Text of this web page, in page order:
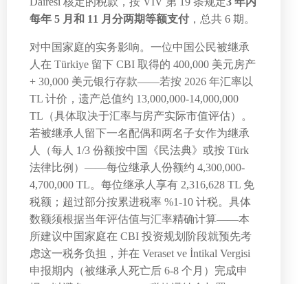
每年 5 月和 11 月分两期等额支付，总共 6 期。
对中国家庭的实务影响。一位中国公民被继承
人在 Türkiye 留下 CBI 取得的 400,000 美元房产
+ 30,000 美元银行存款——若按 2026 年汇率以
TL 计价，遗产总值约 13,000,000-14,000,000
TL（具体取决于汇率与房产实际市值评估）。
若被继承人留下一名配偶和两名子女作为继承
人（每人 1/3 份额按中国《民法典》或按 Türk
法律比例）——每位继承人份额约 4,300,000-
4,700,000 TL。每位继承人享有 2,316,628 TL 免
税额；超过部分按累进税率 %1-10 计税。具体
数额须根据当年评估值与汇率精确计算——本
所建议中国家庭在 CBI 投资规划阶段就预先考
虑这一税务负担，并在 Veraset ve İntikal Vergisi
申报期内（被继承人死亡后 6-8 个月）完成申